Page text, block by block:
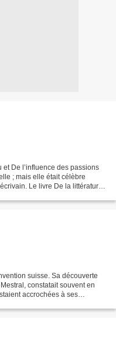
et De l’influence des passions
; mais elle était célèbre
Le livre De la littérature
suisse. Sa découverte
constatait souvent en
accrochées à ses